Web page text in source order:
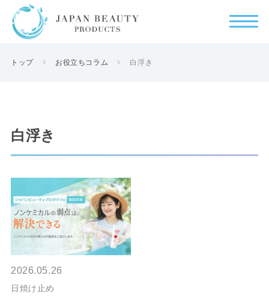
トップ お役立ちコラム 白浮き
白浮き
2026.05.26
日焼け止め